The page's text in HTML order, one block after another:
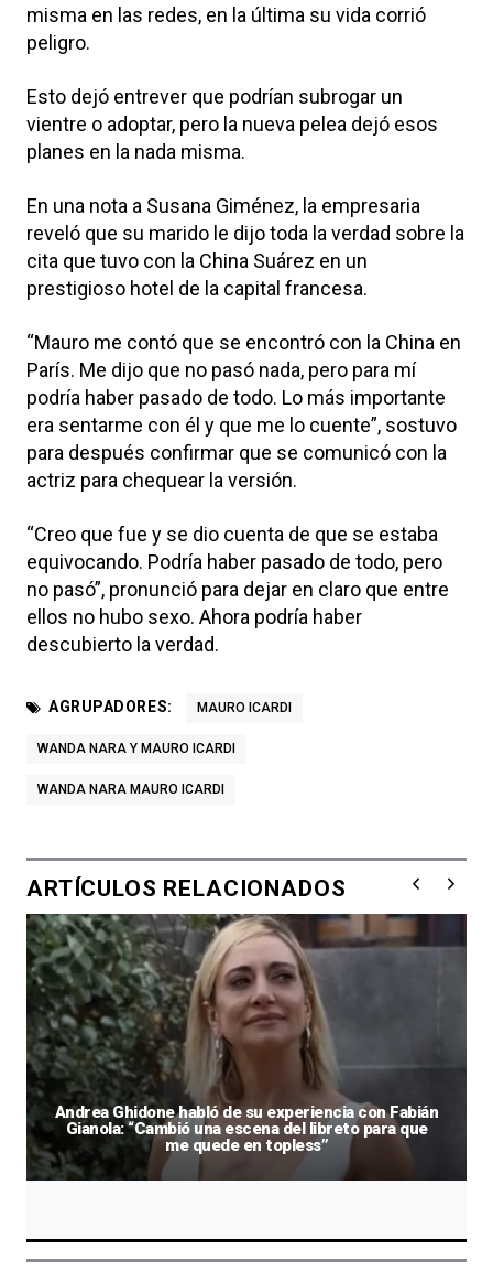
misma en las redes, en la última su vida corrió
peligro.
Esto dejó entrever que podrían subrogar un
vientre o adoptar, pero la nueva pelea dejó esos
planes en la nada misma.
En una nota a Susana Giménez, la empresaria
reveló que su marido le dijo toda la verdad sobre la
cita que tuvo con la China Suárez en un
prestigioso hotel de la capital francesa.
“Mauro me contó que se encontró con la China en
París. Me dijo que no pasó nada, pero para mí
podría haber pasado de todo. Lo más importante
era sentarme con él y que me lo cuente”, sostuvo
para después confirmar que se comunicó con la
actriz para chequear la versión.
“Creo que fue y se dio cuenta de que se estaba
equivocando. Podría haber pasado de todo, pero
no pasó”, pronunció para dejar en claro que entre
ellos no hubo sexo. Ahora podría haber
descubierto la verdad.
AGRUPADORES: MAURO ICARDI
WANDA NARA Y MAURO ICARDI
WANDA NARA MAURO ICARDI
ARTÍCULOS RELACIONADOS
Andrea Ghidone habló de su experiencia con Fabián
Gianola: “Cambió una escena del libreto para que
me quede en topless”